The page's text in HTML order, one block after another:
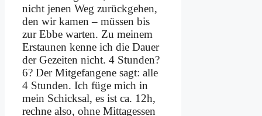
nicht je­nen Weg zu­rück­ge­hen,
den wir ka­men – müs­sen bis
zur Eb­be war­ten. Zu mei­nem
Er­stau­nen ken­ne ich die Dau­er
der Ge­zei­ten nicht. 4 Stun­den?
6? Der Mit­ge­fan­ge­ne sagt: al­le
4 Stun­den. Ich fü­ge mich in
mein Schick­sal, es ist ca. 12h,
rech­ne al­so, oh­ne Mittag­essen